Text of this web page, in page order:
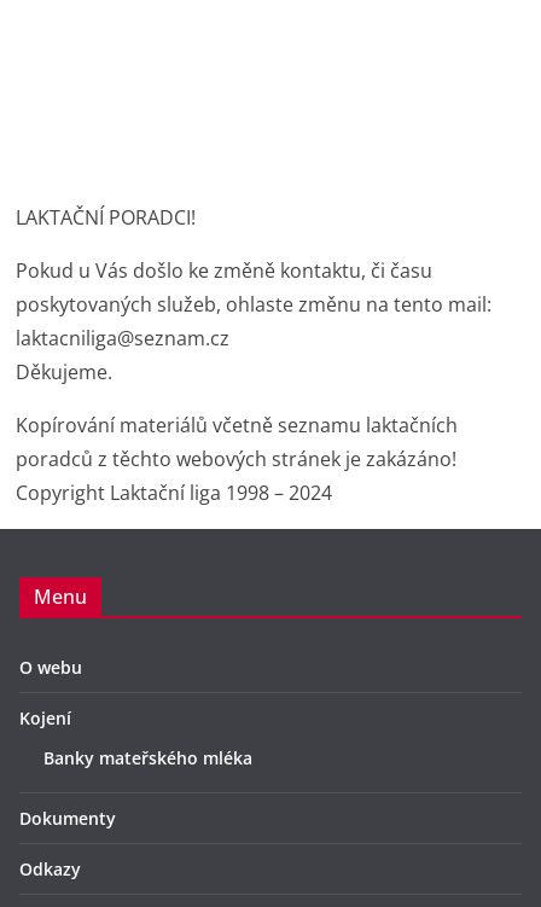
LAKTAČNÍ PORADCI!
Pokud u Vás došlo ke změně kontaktu, či času
poskytovaných služeb, ohlaste změnu na tento mail:
laktacniliga@seznam.cz
Děkujeme.
Kopírování materiálů včetně seznamu laktačních
poradců z těchto webových stránek je zakázáno!
Copyright Laktační liga 1998 – 2024
Menu
O webu
Kojení
Banky mateřského mléka
Dokumenty
Odkazy